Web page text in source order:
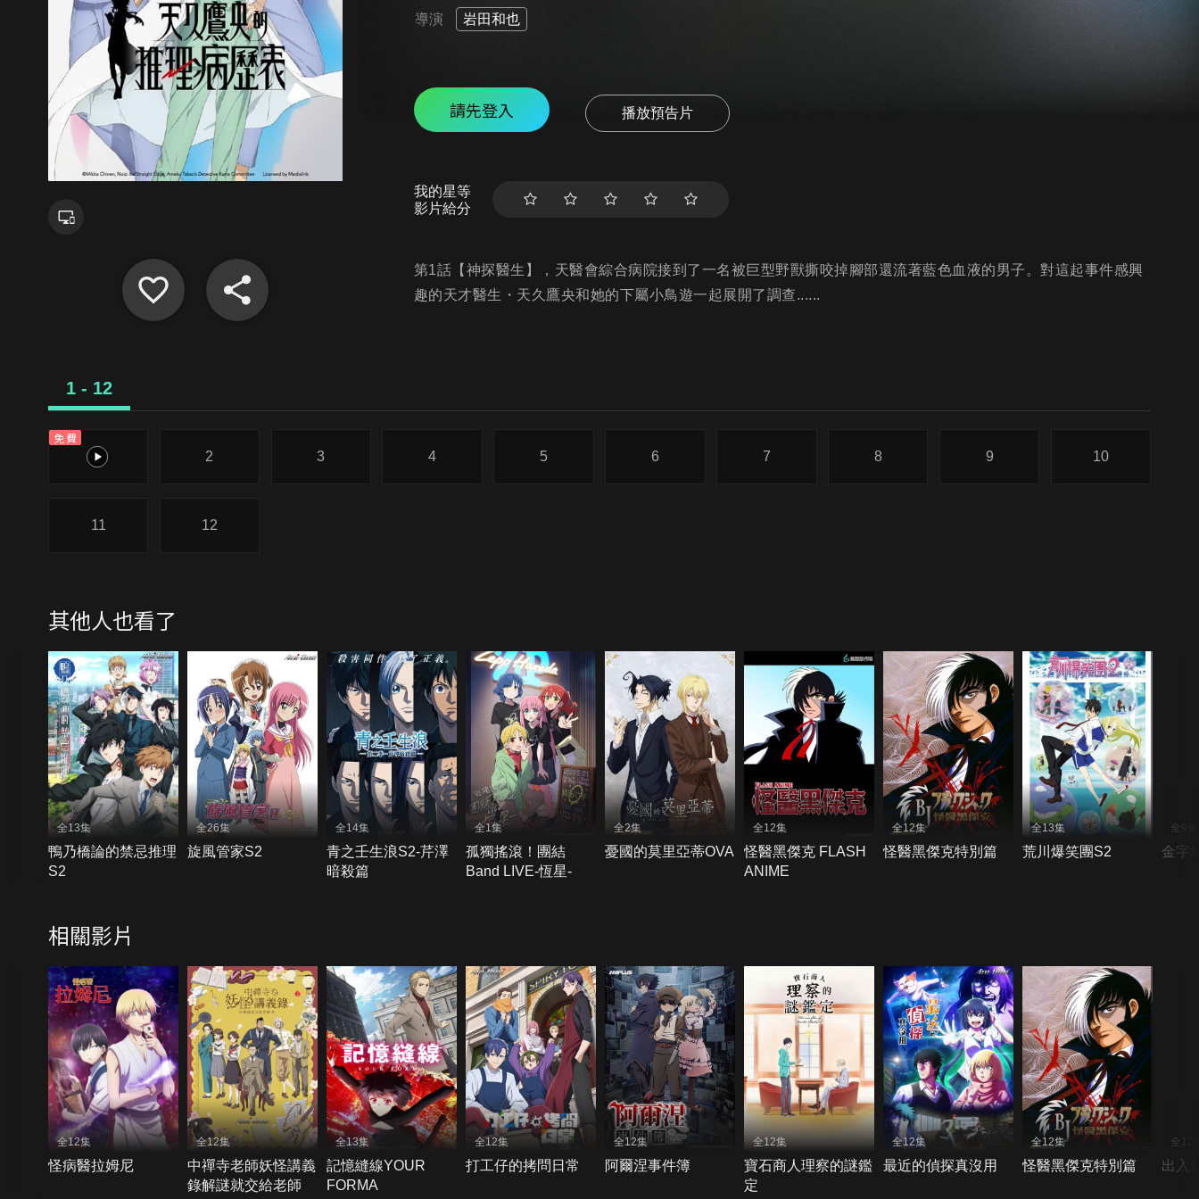
導演 岩田和也
請先登入 播放預告片
我的星等
影片給分
第1話【神探醫生】，天醫會綜合病院接到了一名被巨型野獸撕咬掉腳部還流著藍色血液的男子。對這起事件感興
趣的天才醫生・天久鷹央和她的下屬小鳥遊一起展開了調查......
1 - 12
免費
1
2 3 4 5 6 7 8 9 10
11 12
其他人也看了
全13集
鴨乃橋論的禁忌推理
S2
全26集
旋風管家S2
全14集
青之壬生浪S2-芹澤
暗殺篇
全1集
孤獨搖滾！團結
Band LIVE-恆星-
全2集
憂國的莫里亞蒂OVA
全12集
怪醫黑傑克 FLASH
ANIME
全12集
怪醫黑傑克特別篇
全13集
荒川爆笑團S2
全9集
金字
相關影片
全12集
怪病醫拉姆尼
全12集
中禪寺老師妖怪講義
錄解謎就交給老師
全13集
記憶縫線YOUR
FORMA
全12集
打工仔的拷問日常
全12集
阿爾涅事件簿
全12集
寶石商人理察的謎鑑
定
全12集
最近的偵探真沒用
全12集
怪醫黑傑克特別篇
全12
出入